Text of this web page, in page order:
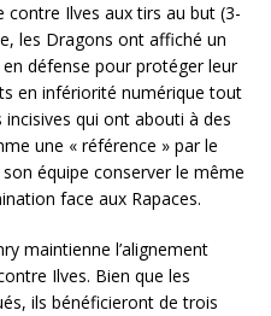
contre Ilves aux tirs au but (3-
les Dragons ont affiché un
défense pour protéger leur
en infériorité numérique tout
qui ont abouti à des
une « référence » par le
équipe conserver le même
face aux Rapaces.
maintienne l’alignement
Ilves. Bien que les
ils bénéficieront de trois